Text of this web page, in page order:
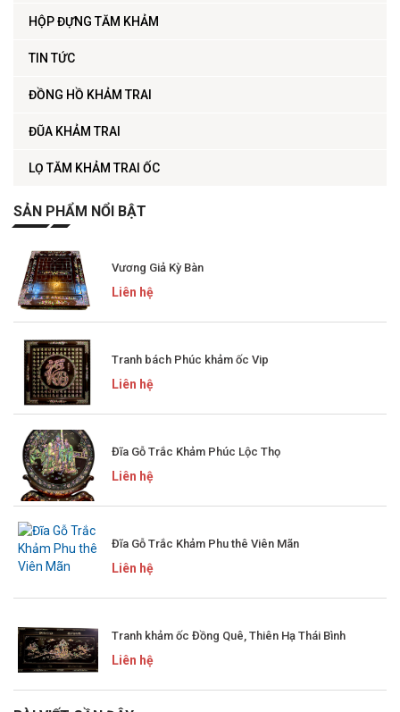
HỘP ĐỰNG TĂM KHẢM
TIN TỨC
ĐỒNG HỒ KHẢM TRAI
ĐŨA KHẢM TRAI
LỌ TĂM KHẢM TRAI ỐC
SẢN PHẨM NỔI BẬT
Vương Giả Kỳ Bàn
Liên hệ
Tranh bách Phúc khảm ốc Vip
Liên hệ
Đĩa Gỗ Trắc Khảm Phúc Lộc Thọ
Liên hệ
Đĩa Gỗ Trắc Khảm Phu thê Viên Mãn
Liên hệ
Tranh khảm ốc Đồng Quê, Thiên Hạ Thái Bình
Liên hệ